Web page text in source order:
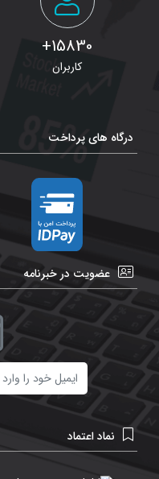
15830+
کاربران
درگاه های پرداخت
عضویت در خبرنامه
نماد اعتماد